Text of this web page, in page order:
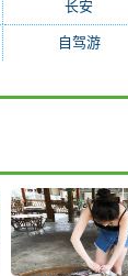
长安
自驾游(112)